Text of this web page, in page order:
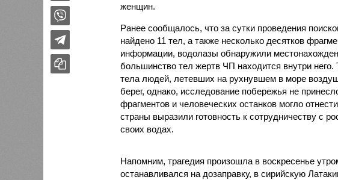
женщин.
Ранее сообщалось, что за сутки проведения
найдено 11 тел, а также несколько десятков
информации, водолазы обнаружили
большинство тел жертв ЧП находится внутри него.
тела людей, летевших на рухнувшем в море
берег, однако, исследование побережья не
фрагментов и человеческих останков могло
страны выразили готовность к сотрудничеству с
своих водах.
Напомним, трагедия произошла в воскресенье
останавливался на дозаправку, в сирийскую